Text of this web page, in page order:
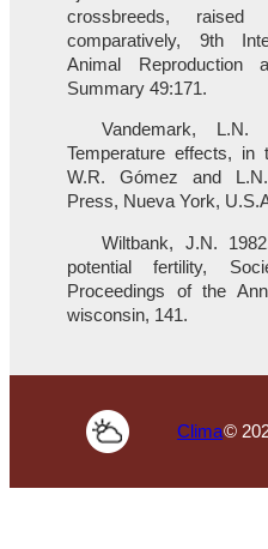
crossbreeds,
comparatively, 9th
Animal Reproduction
Summary 49:171.
Vandemark,
Temperature effects, in
W.R. Gómez and
Press, Nueva York,
Wiltbank, J.N.
potential fertility,
Proceedings of the
wisconsin, 141.
Clima©